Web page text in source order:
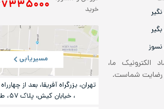
الکترونیک ما،
رضایت شماست.
خرید
۰۲۱
مسیریابی
تهران، بزرگراه آفریقا، بعد از
، خیابان کیش، پلاک ۵۷، طبقه ۱